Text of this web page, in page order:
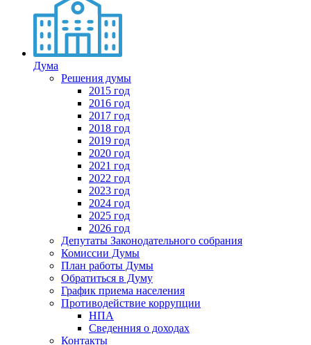
Дума
Решения думы
2015 год
2016 год
2017 год
2018 год
2019 год
2020 год
2021 год
2022 год
2023 год
2024 год
2025 год
2026 год
Депутаты Законодательного собрания
Комиссии Думы
План работы Думы
Обратиться в Думу
График приема населения
Противодействие коррупции
НПА
Сведенния о доходах
Контакты